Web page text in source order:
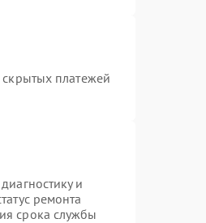
скрытых платежей
и
ремонта
срока службы